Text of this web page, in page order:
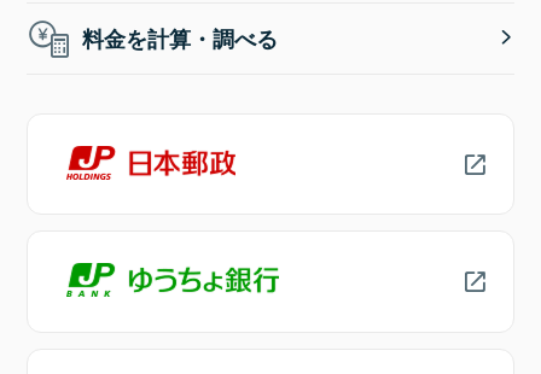
料金を計算・調べる